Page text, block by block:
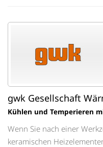
gwk Gesellschaft
Kühlen und Temperieren
Wenn Sie nach einer
keramischen